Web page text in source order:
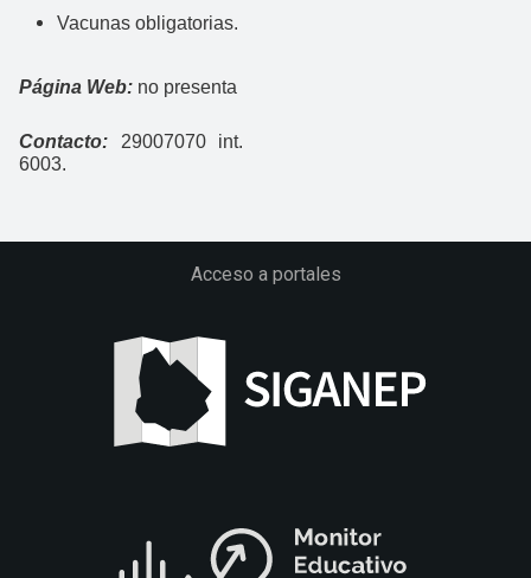
Vacunas obligatorias.
Página Web: no presenta
Contacto: 29007070 int.
6003.
Acceso a portales